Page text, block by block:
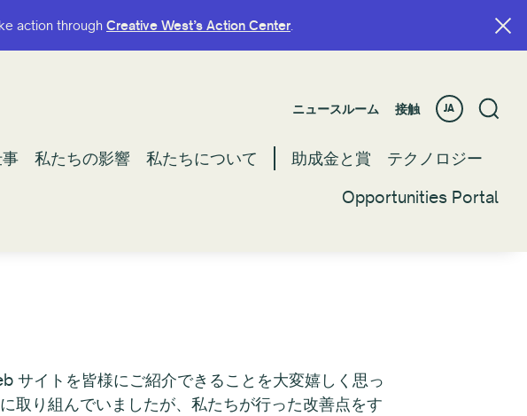
action through Creative West’s Action Center.
ニュースルーム 接触 JA
私たちの影響 私たちについて 助成金と賞
テクノロジー
Opportunities Portal
action through Creative West’s Action Center.
ニュースルーム 接触 JA
私たちの影響 私たちについて 助成金と賞
テクノロジー
Opportunities Portal
サイトを皆様にご紹介できることを大変嬉しく思っ
取り組んでいましたが、私たちが行った改善点をす